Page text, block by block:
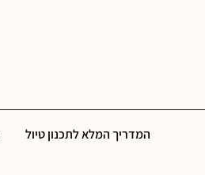
המדריך המלא לתכנון טיול